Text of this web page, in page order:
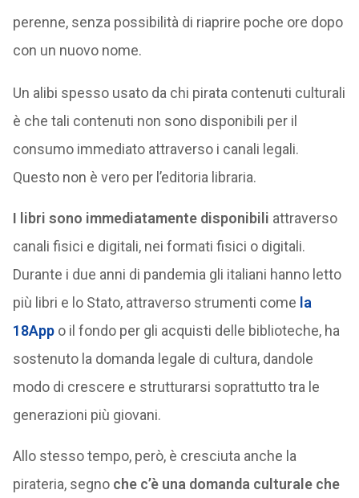
perenne, senza possibilità di riaprire poche ore dopo
con un nuovo nome.
Un alibi spesso usato da chi pirata contenuti culturali
è che tali contenuti non sono disponibili per il
consumo immediato attraverso i canali legali.
Questo non è vero per l’editoria libraria.
I libri sono immediatamente disponibili attraverso
canali fisici e digitali, nei formati fisici o digitali.
Durante i due anni di pandemia gli italiani hanno letto
più libri e lo Stato, attraverso strumenti come la
18Appo il fondo per gli acquisti delle biblioteche, ha
sostenuto la domanda legale di cultura, dandole
modo di crescere e strutturarsi soprattutto tra le
generazioni più giovani.
Allo stesso tempo, però, è cresciuta anche la
pirateria, segno che c’è una domanda culturale che